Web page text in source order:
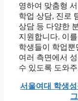
영하여 맞춤형
학업 상담, 진로
상담 등 다양한
지원합니다. 이
학생들이 학업뿐
여러 측면에서
수 있도록 도와
서울여대 학생